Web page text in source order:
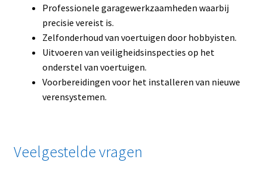
Professionele garagewerkzaamheden waarbij
precisie vereist is.
Zelfonderhoud van voertuigen door hobbyisten.
Uitvoeren van veiligheidsinspecties op het
onderstel van voertuigen.
Voorbereidingen voor het installeren van nieuwe
verensystemen.
Veelgestelde vragen